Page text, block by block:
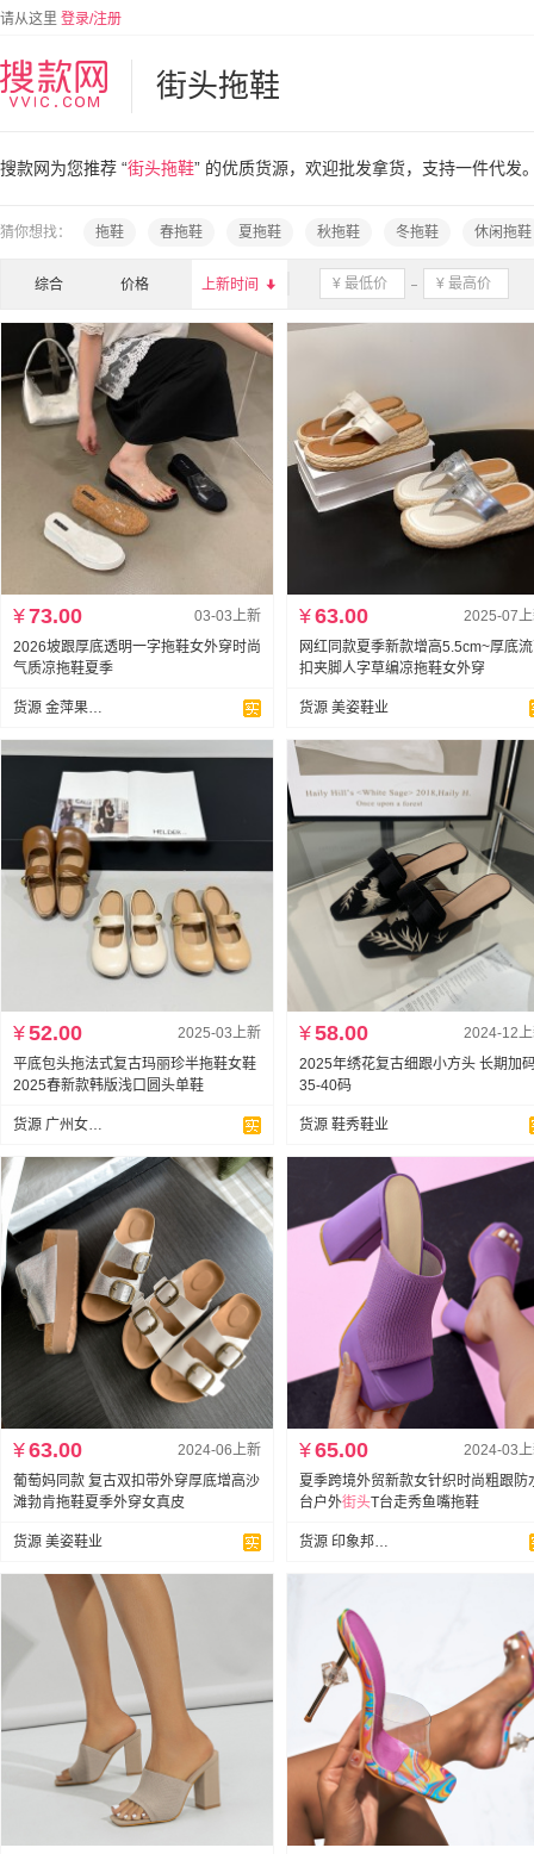
请从这里 登录/注册
街头拖鞋
搜款网为您推荐 “街头拖鞋” 的优质货源，欢迎批发拿货，支持一件代发
猜你想找： 拖鞋 春拖鞋 夏拖鞋 秋拖鞋 冬拖鞋 休闲拖鞋
综合 价格 上新时间 
03-03上新
¥73.00
2026坡跟厚底透明一字拖鞋女外穿时尚
气质凉拖鞋夏季
货源 金萍果 (迷橙）
2025-07
¥63.00
网红同款夏季新款增高5.5cm~厚底
扣夹脚人字草编凉拖鞋女外穿
货源 美姿鞋业
2025-03上新
¥52.00
平底包头拖法式复古玛丽珍半拖鞋女鞋
2025春新款韩版浅口圆头单鞋
货源 广州女鞋批发直营店
2024-12
¥58.00
2025年绣花复古细跟小方头 长期加
35-40码
货源 鞋秀鞋业
2024-06上新
¥63.00
葡萄妈同款 复古双扣带外穿厚底增高沙
滩勃肯拖鞋夏季外穿女真皮
货源 美姿鞋业
2024-03
¥65.00
夏季跨境外贸新款女针织时尚粗跟防
台户外街头T台走秀鱼嘴拖鞋
货源 印象邦鞋业跨境专供